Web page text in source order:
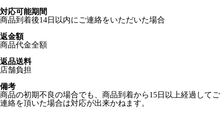
対応可能期間
商品到着後14日以内にご連絡をいただいた場合
返金額
商品代金全額
返品送料
店舗負担
備考
商品の初期不良の場合でも、商品到着から15日以上経過してご
連絡を頂いた場合は対応が出来かねます。